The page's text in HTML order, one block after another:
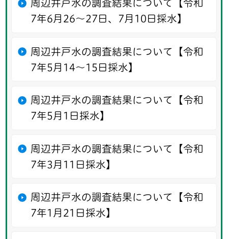
周辺井戸水の調査結果について【令和
7年6月26〜27日、7月10日採水】
周辺井戸水の調査結果について【令和
7年5月14〜15日採水】
周辺井戸水の調査結果について【令和
7年5月1日採水】
周辺井戸水の調査結果について【令和
7年3月11日採水】
周辺井戸水の調査結果について【令和
7年1月21日採水】